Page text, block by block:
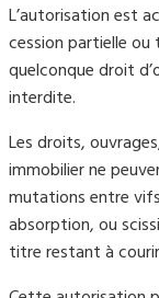
L’autorisation est
cession partielle
quelconque droit
interdite.
Les droits,
immobilier ne
mutations entre
absorption, ou
titre restant à